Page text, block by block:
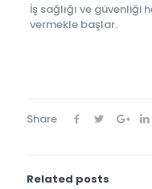
İş sağlığı ve güvenliği
vermekle başlar.
Share
Related posts